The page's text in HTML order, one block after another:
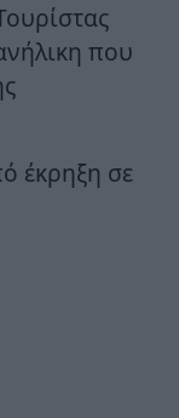
που
έκρηξη σε